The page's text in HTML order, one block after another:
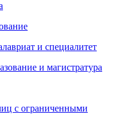
и специалитет
и магистратура
с ограниченными